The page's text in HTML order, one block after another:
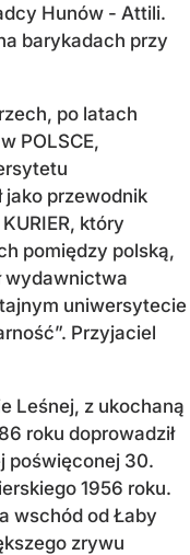
Hunów - Attili.
barykadach przy
po latach
POLSCE,
jako przewodnik
który
pomiędzy polską,
wydawnictwa
uniwersytecie
Przyjaciel
Leśnej, z ukochaną
roku doprowadził
poświęconej 30.
1956 roku.
wschód od Łaby
zrywu